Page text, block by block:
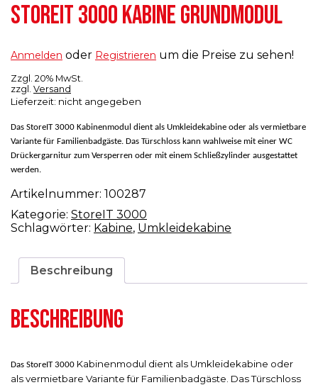
STOREIT 3000 KABINE GRUNDMODUL
Anmelden oder Registrieren um die Preise zu sehen!
Zzgl. 20% MwSt.
zzgl. Versand
Lieferzeit: nicht angegeben
Das StoreIT 3000 Kabinenmodul dient als Umkleidekabine oder als vermietbare
Variante für Familienbadgäste. Das Türschloss kann wahlweise mit einer WC
Drückergarnitur zum Versperren oder mit einem Schließzylinder ausgestattet
werden.
Artikelnummer: 100287
Kategorie: StoreIT 3000
Schlagwörter: Kabine, Umkleidekabine
Beschreibung
BESCHREIBUNG
Das StoreIT 3000 Kabinenmodul dient als Umkleidekabine oder
als vermietbare Variante für Familienbadgäste. Das Türschloss